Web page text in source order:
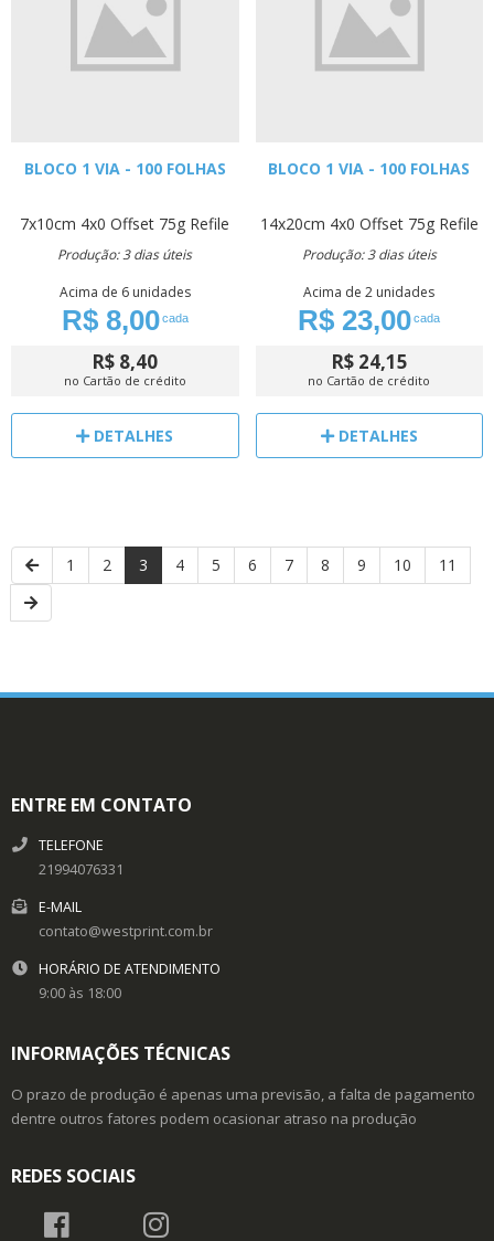
BLOCO 1 VIA - 100 FOLHAS
7x10cm 4x0 Offset 75g Refile
Produção: 3 dias úteis
Acima de 6 unidades
R$ 8,00cada
R$ 8,40
no Cartão de crédito
DETALHES
BLOCO 1 VIA - 100 FOLHAS
14x20cm 4x0 Offset 75g Refile
Produção: 3 dias úteis
Acima de 2 unidades
R$ 23,00cada
R$ 24,15
no Cartão de crédito
DETALHES
1 2 3 4 5 6 7 8 9 10 11
ENTRE EM CONTATO
TELEFONE
21994076331
E-MAIL
contato@westprint.com.br
HORÁRIO DE ATENDIMENTO
9:00 às 18:00
INFORMAÇÕES TÉCNICAS
O prazo de produção é apenas uma previsão, a falta de pagamento
dentre outros fatores podem ocasionar atraso na produção
REDES SOCIAIS